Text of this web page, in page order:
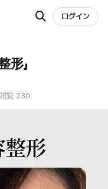
ログイン
形」
閲覧 230